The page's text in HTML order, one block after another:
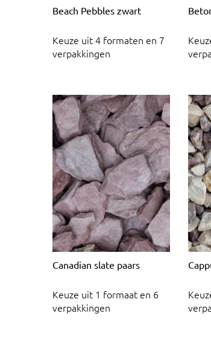
Beach Pebbles zwart
Keuze uit 4 formaten en 7
verpakkingen
Canadian slate paars
Keuze uit 1 formaat en 6
verpakkingen